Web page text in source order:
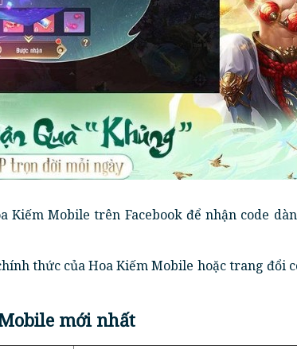
Kiếm Mobile trên Facebook để nhận code
thức của Hoa Kiếm Mobile hoặc trang đổi
mới nhất